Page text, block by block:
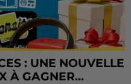
: UNE NOUVELLE
À GAGNER...